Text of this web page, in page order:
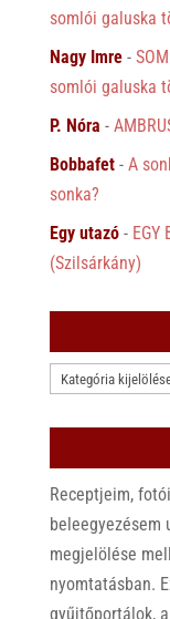
somlói galuska
Nagy Imre-
somlói galuska
P. Nóra -
Bobbafet- A
sonka?
Egy utazó- EGY
(Szilsárkány)
KATEGÓRIÁK
Receptjeim,
beleegyezésem
megjelölése
nyomtatásban.
gyűjtőportálok,